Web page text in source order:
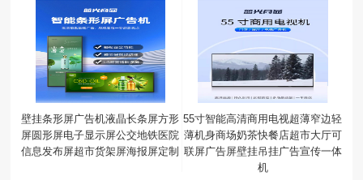
壁挂条形屏广告机液晶长条屏方形
屏圆形屏电子显示屏公交地铁医院
信息发布屏超市货架屏海报屏定制
55寸智能高清商用电视超薄窄边轻
薄机身商场奶茶快餐店超市大厅可
联屏广告屏壁挂吊挂广告宣传一体
机